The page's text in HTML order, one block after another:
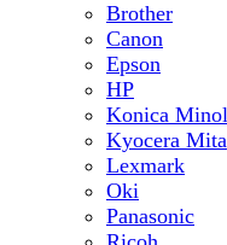
Brother
Canon
Epson
HP
Konica
Kyocera Mita
Lexmark
Oki
Panasonic